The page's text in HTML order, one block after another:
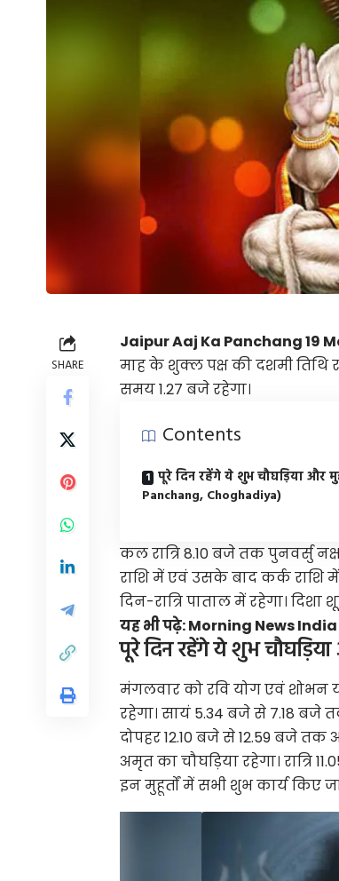
SHARE
Jaipur Aaj Ka Panchang 19
माह के शुक्ल पक्ष की दशमी तिथि
समय 1.27 बजे रहेगा।
Contents
पूरे दिन रहेंगे ये शुभ चौघड़िया और
Panchang, Choghadiya)
कल रात्रि 8.10 बजे तक पुनवर्सु
राशि में एवं उसके बाद कर्क राशि
दिन-रात्रि पाताल में रहेगा। दिशा
यह भी पढ़े:Morning News
पूरे दिन रहेंगे ये शुभ
मंगलवार को रवि योग एवं शोभन
रहेगा। सायं 5.34 बजे से 7.18 बजे
दोपहर 12.10 बजे से 12.59 बजे तक
अमृत का चौघड़िया रहेगा। रात्रि
इन मुहूर्तों में सभी शुभ कार्य किए